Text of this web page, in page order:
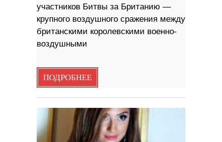
участников Битвы за Британию —
крупного воздушного сражения между
британскими королевскими военно-
воздушными
ПОДРОБНЕЕ